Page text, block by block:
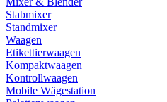
Stabmixer
Standmixer
Waagen
Etikettierwaagen
Kompaktwaagen
Kontrollwaagen
Mobile Wägestation